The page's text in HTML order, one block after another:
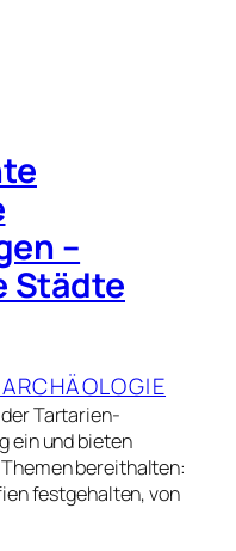
–
Städte
Tartarien-
ein und bieten
bereithalten:
festgehalten, von